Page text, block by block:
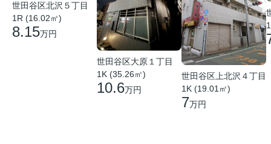
世田谷区北沢５丁目
1R (16.02㎡)
8.15万円
世田谷区大原１丁目
1K (35.26㎡)
10.6万円
世田谷区上北沢４丁目
1K (19.01㎡)
7万円